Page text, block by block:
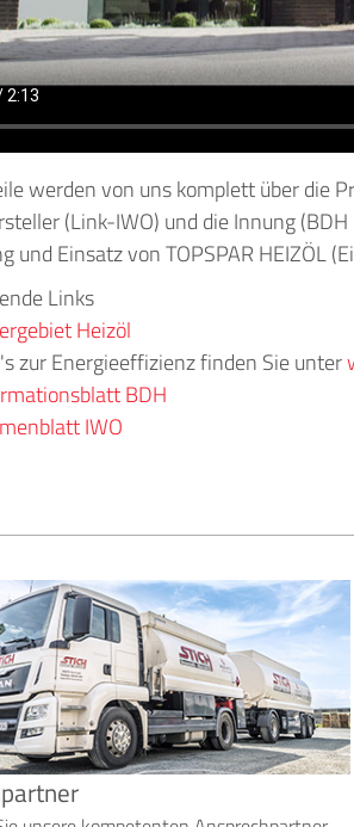
werden von uns komplett über die
(Link-IWO) und die Innung
und Einsatz von TOPSPAR HEIZÖL
Links
Heizöl
zur Energieeffizienz finden Sie unter
BDH
IWO